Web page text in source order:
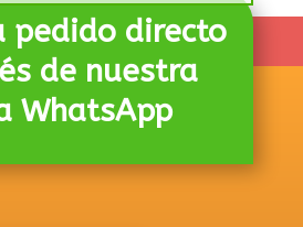
pedido directo
de nuestra
WhatsApp